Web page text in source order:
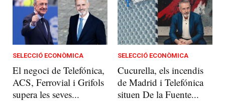
SELECCIÓ ECONÒMICA
El negoci de Telefónica,
ACS, Ferrovial i Grifols
supera les seves...
SELECCIÓ ECONÒMICA
Cucurella, els incendis
de Madrid i Telefónica
situen De la Fuente...